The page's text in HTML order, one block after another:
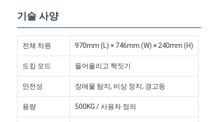
전기 팔레트 망원경 포크
자동화된 비표준 장비
기술 사양
전체 차원 970mm (L) × 746mm (W) × 240mm (H)
도킹 모드 들어올리고 짝짓기
안전성 장애물 탐지, 비상 정지, 경고등
용량 500KG / 사용자 정의